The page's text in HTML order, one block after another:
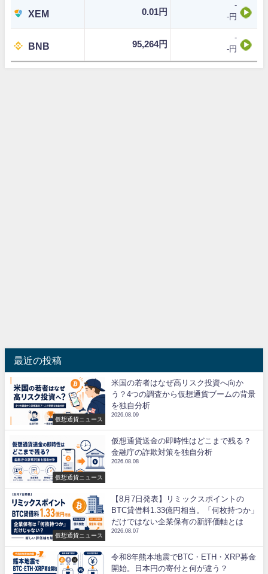
XEM 0.01円
-
-円
BNB 95,264円
-
-円
最近の投稿
仮想通貨ニュース
米国の若者はなぜ高リスク投資へ向か
う？4つの調査から仮想通貨ブームの背景
を独自分析
2026.08.09
仮想通貨ニュース
仮想通貨送金の即時性はどこまで残る？
金融庁の詐欺対策を独自分析
2026.08.08
仮想通貨ニュース
【8月7日発表】リミックスポイントの
BTC貸借料1.33億円相当。「何枚持つか」
だけではない企業保有の新評価軸とは
2026.08.07
令和8年熊本地震でBTC・ETH・XRP募金
開始。日本円の寄付と何が違う？